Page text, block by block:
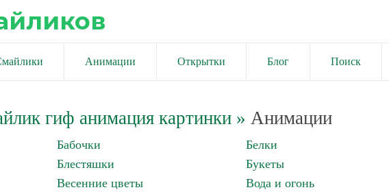
Анимации Открытки Блог Поиск
гиф анимация картинки» Анимации
Бабочки
Белки
Блестяшки
Букеты
Весенние цветы
Вода и огонь